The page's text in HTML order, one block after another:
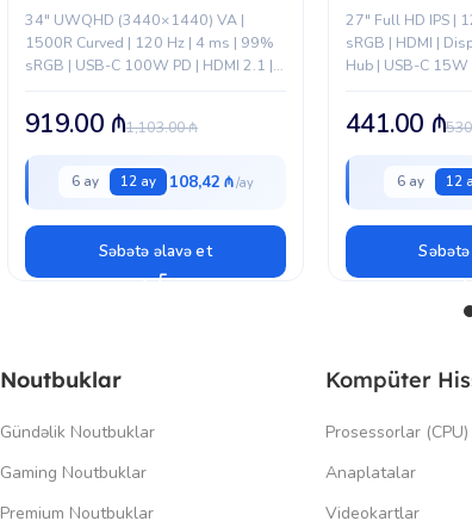
34" UWQHD (3440×1440) VA |
1500R Curved | 120 Hz | 4 ms | 99%
sRGB | USB-C 100W PD | HDMI 2.1 |
1,103.00₼
919.00 ₼
6 ay 12 ay 108,42 ₼
Səbətə əlavə et
27" Full HD IPS |
sRGB | HDMI |
Hub | USB-C
441.00 ₼
6 ay 12
Noutbuklar
Gündəlik Noutbuklar
Gaming Noutbuklar
Premium Noutbuklar
Kompüter
Prosessorlar (CPU)
Anaplatalar
Videokartlar